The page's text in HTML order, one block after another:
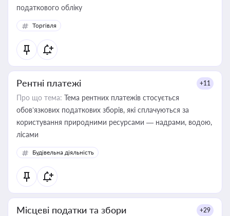
податкового обліку
Торгівля
Рентні платежі +11
Про що тема: Тема рентних платежів стосується
обов’язкових податкових зборів, які сплачуються за
користування природними ресурсами — надрами, водою,
лісами
Будівельна діяльність
Місцеві податки та збори +29